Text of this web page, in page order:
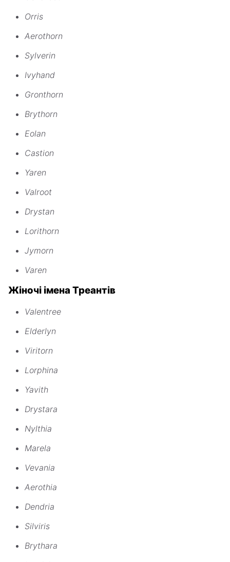
Orris
Aerothorn
Sylverin
Ivyhand
Gronthorn
Brythorn
Eolan
Castion
Yaren
Valroot
Drystan
Lorithorn
Jymorn
Varen
Жіночі імена Треантів
Valentree
Elderlyn
Viritorn
Lorphina
Yavith
Drystara
Nylthia
Marela
Vevania
Aerothia
Dendria
Silviris
Brythara